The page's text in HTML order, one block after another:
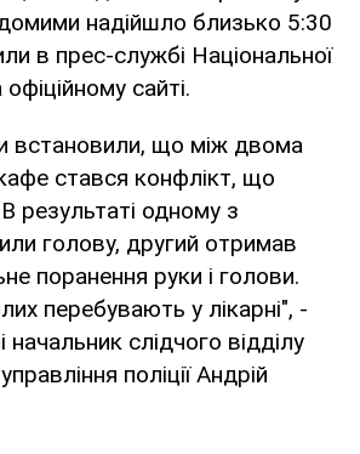
надійшло близько 5:30
в прес-службі Національної
офіційному сайті.
встановили, що між двома
стався конфлікт, що
В результаті одному з
голову, другий отримав
поранення руки і голови.
перебувають у лікарні", -
начальник слідчого відділу
поліції Андрій